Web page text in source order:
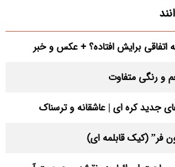
برایش افتاده؟ + عکس و خبر
و رنگی متفاوت
جدید کره ای | عاشقانه و ترسناک
فر” (کیک قابلمه ای)